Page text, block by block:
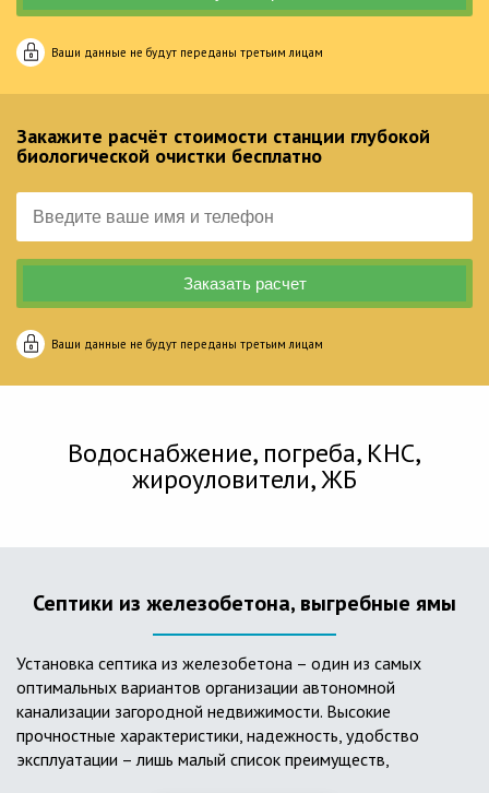
Ваши данные не будут переданы третьим лицам
Закажите расчёт стоимости станции глубокой
биологической очистки бесплатно
Ваши данные не будут переданы третьим лицам
Водоснабжение, погреба, КНС,
жироуловители, ЖБ
Септики из железобетона, выгребные ямы
Установка септика из железобетона – один из самых
оптимальных вариантов организации автономной
канализации загородной недвижимости. Высокие
прочностные характеристики, надежность, удобство
эксплуатации – лишь малый список преимуществ,